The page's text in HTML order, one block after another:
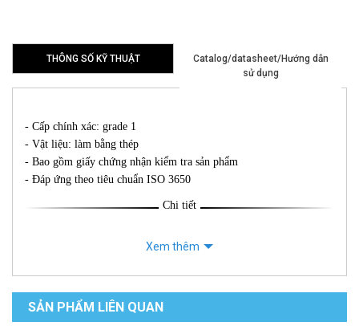
THÔNG SỐ KỸ THUẬT
Catalog/datasheet/Hướng dẫn
sử dụng
- Cấp chính xác: grade 1
- Vật liệu: làm bằng thép
- Bao gồm giấy chứng nhận kiểm tra sản phẩm
- Đáp ứng theo tiêu chuẩn ISO 3650
Chi tiết
Xem thêm
SẢN PHẨM LIÊN QUAN